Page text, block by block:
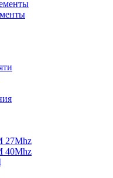
27Mhz
40Mhz